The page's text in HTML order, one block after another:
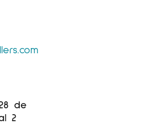
de
2